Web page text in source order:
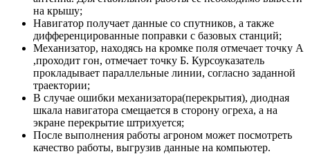
на крышу;
Навигатор получает данные со спутников, а также
дифференцированные поправки с базовых станций;
Механизатор, находясь на кромке поля отмечает точку А
,проходит гон, отмечает точку Б. Курсоуказатель
прокладывает параллельные линии, согласно заданной
траектории;
В случае ошибки механизатора(перекрытия), диодная
шкала навигатора смещается в сторону огреха, а на
экране перекрытие штрихуется;
После выполнения работы агроном может посмотреть
качество работы, выгрузив данные на компьютер.